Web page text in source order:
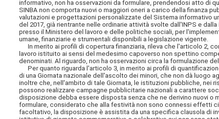
informativo, non ha osservazioni da formulare, prendendosi atto di
SINBA non comporta nuovi o maggiori oneri a carico della finanza
valutazioni e progettazioni personalizzate del Sistema informativo
del 2017, già rientrante nelle ordinarie attività svolte dall'INPS e
presso il Ministero del lavoro e delle politiche sociali, per
umane, finanziarie e strumentali disponibili a legislazione vigente.
In merito ai profili di copertura finanziaria, rileva che l'articolo 2,
lavoro istituito ai sensi del medesimo capoverso non spettino
denominati. Al riguardo, non ha osservazioni circa la formulazione
Per quanto riguarda l'articolo 3, in merito ai profili di
di una Giornata nazionale dell'ascolto dei minori, che non dà luogo
inoltre che, nell'ambito di tale Giornata, le istituzioni pubbliche, nei
possono realizzare campagne pubblicitarie nazionali a carattere
disposizione debba essere disposta senza che ne derivino nuovi o
formulare, considerato che alla festività non sono connessi effetti
facoltativo, la disposizione è assistita da una specifica clausola di